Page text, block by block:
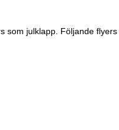
som julklapp. Följande